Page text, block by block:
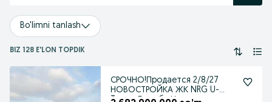
Bo'limni tanlash
BIZ 128 E'LON TOPDIK
СРОЧНО!Продается 2/8/27
НОВОСТРОЙКА ЖК NRG U-
Tower Дружба Народов